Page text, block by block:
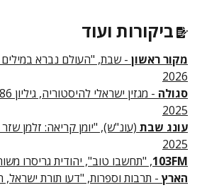
ביקורות ועוד
מקור ראשון - שבת, "העולם נברא
2026
סגולה
2025
עונג שבת (עונ"ש), "יומן קריאה: זלמן
2025
103FM, "תחשבו טוב", יהודית גריסרו
הארץ - תרבות וספרות, "דעו תורת